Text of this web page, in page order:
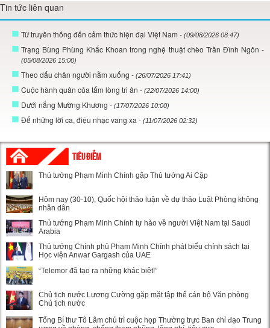
Tin tức liên quan
Từ truyền thống đến cảm thức hiện đại Việt Nam - (09/08/2026 08:47)
Trạng Bùng Phùng Khắc Khoan trong nghệ thuật chèo Trần Đình Ngôn -
(05/08/2026 15:00)
Theo dấu chân người nằm xuống - (26/07/2026 17:41)
Cuộc hành quân của tấm lòng tri ân - (22/07/2026 14:00)
Dưới nắng Mường Khương - (17/07/2026 10:00)
Để những lời ca, điệu nhạc vang xa - (11/07/2026 02:32)
TIÊU ĐIỂM
Thủ tướng Phạm Minh Chính gặp Thủ tướng Ai Cập
Hôm nay (30-10), Quốc hội thảo luận về dự thảo Luật Phòng không
nhân dân
Thủ tướng Phạm Minh Chính tự hào về người Việt Nam tại Saudi
Arabia
Thủ tướng Chính phủ Phạm Minh Chính phát biểu chính sách tại
Học viện Anwar Gargash của UAE
“Telemor đã tạo ra những khác biệt!”
Chủ tịch nước Lương Cường gặp mặt tập thể cán bộ Văn phòng
Chủ tịch nước
Tổng Bí thư Tô Lâm chủ trì cuộc họp Thường trực Ban chỉ đạo Trung